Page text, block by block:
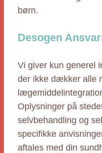
børn.
Desogen
Vi giver kun generel
der ikke dækker alle
Oplysninger på
selvbehandling og
specifikke
aftales med din